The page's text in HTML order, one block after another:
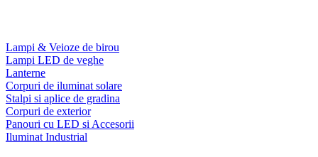
Lampi & Veioze de birou
Lampi LED de veghe
Lanterne
Corpuri de iluminat solare
Stalpi si aplice de gradina
Corpuri de exterior
Panouri cu LED si Accesorii
Iluminat Industrial